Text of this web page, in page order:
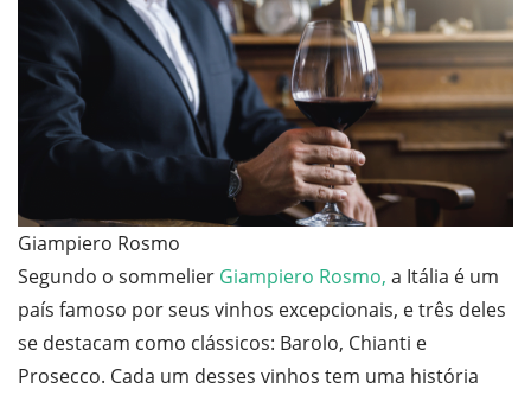
Giampiero Rosmo
Segundo o sommelier Giampiero Rosmo, a Itália é um
país famoso por seus vinhos excepcionais, e três deles
se destacam como clássicos: Barolo, Chianti e
Prosecco. Cada um desses vinhos tem uma história